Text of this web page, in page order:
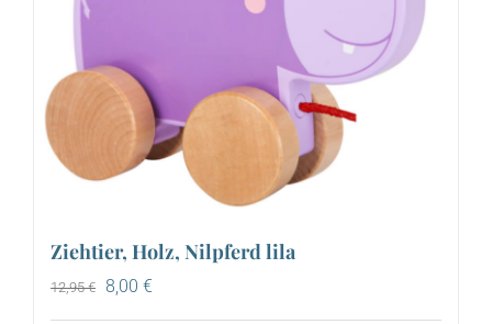
Ziehtier, Holz, Nilpferd lila
12,95€ Ursprünglicher
8,00 €